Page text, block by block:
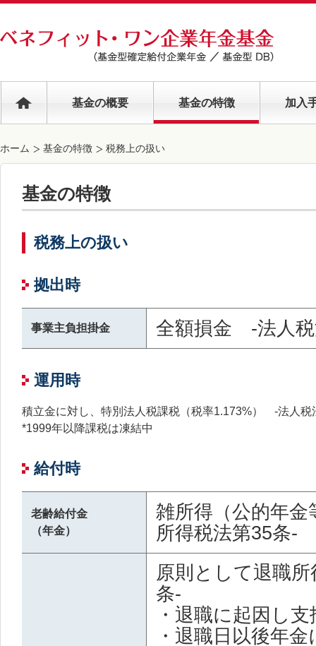
基金の概要 基金の特徴 加入
ホーム 基金の特徴 税務上の扱い
基金の特徴
税務上の扱い
拠出時
事業主負担掛金 全額損金 -法人税
運用時
積立金に対し、特別法人税課税（税率1.173%） -法人税
*1999年以降課税は凍結中
給付時
老齢給付金
（年金）
雑所得（公的年
所得税法第35条-
原則として退職
条-
・退職に起因し
・退職日以後年